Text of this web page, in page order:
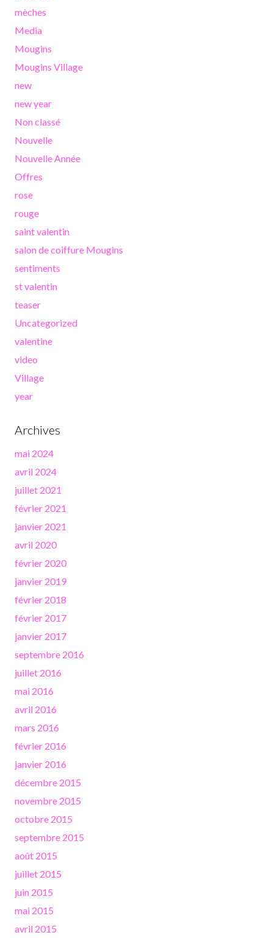
mèches
Media
Mougins
Mougins Village
new
new year
Non classé
Nouvelle
Nouvelle Année
Offres
rose
rouge
saint valentin
salon de coiffure Mougins
sentiments
st valentin
teaser
Uncategorized
valentine
video
Village
year
Archives
mai 2024
avril 2024
juillet 2021
février 2021
janvier 2021
avril 2020
février 2020
janvier 2019
février 2018
février 2017
janvier 2017
septembre 2016
juillet 2016
mai 2016
avril 2016
mars 2016
février 2016
janvier 2016
décembre 2015
novembre 2015
octobre 2015
septembre 2015
août 2015
juillet 2015
juin 2015
mai 2015
avril 2015